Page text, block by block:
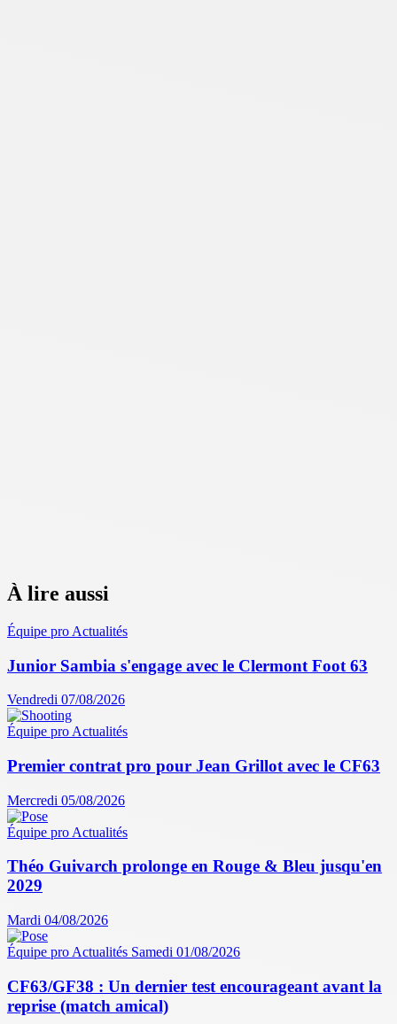
À lire aussi
Équipe pro Actualités
Junior Sambia s'engage avec le Clermont Foot 63
Vendredi 07/08/2026
Équipe pro Actualités
Premier contrat pro pour Jean Grillot avec le CF63
Mercredi 05/08/2026
Équipe pro Actualités
Théo Guivarch prolonge en Rouge & Bleu jusqu'en
2029
Mardi 04/08/2026
Équipe pro Actualités Samedi 01/08/2026
CF63/GF38 : Un dernier test encourageant avant la
reprise (match amical)